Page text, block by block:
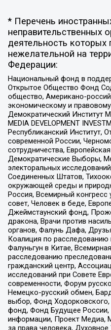
* Перечень
неправительственных
деятельность которых
нежелательной на
Федерации:
Национальный фонд в
Открытое Общество Фонд
общество, Американо-
экономическому и
Демократический Институт
MEDIA DEVELOPMENT
Республиканский Институт,
современной России,
сотрудничества,
Демократические Выборы,
электоральных
Соединенных Штатов,
окружающей среды и
Россия, Всемирный конгресс
совет, Человек в беде,
Джеймстаунский фонд,
дракона, Врачи против
органов, Фалунь Дафа,
Коалиция по
Фалуньгун в Китае,
расследованию
гражданский центр,
исследований при Совете
современности, Форум
Немецко-русский обмен,
выбор, Фонд
фонд, Фонд Будущее
информации, Проект Медиа,
за права человека, Духовное